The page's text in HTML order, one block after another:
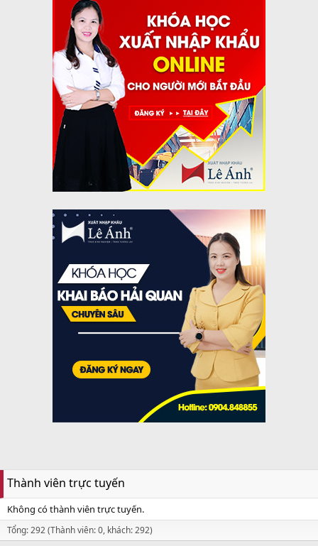
Thành viên trực tuyến
Không có thành viên trực tuyến.
Tổng: 292 (Thành viên: 0, khách: 292)